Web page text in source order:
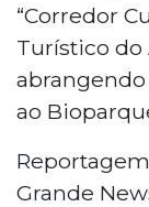
“Corredor
Turístico do
ao
Grande